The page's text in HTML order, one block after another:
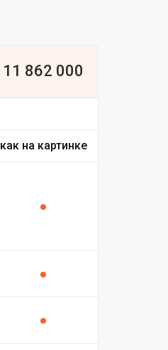
11 862 000
как на картинке